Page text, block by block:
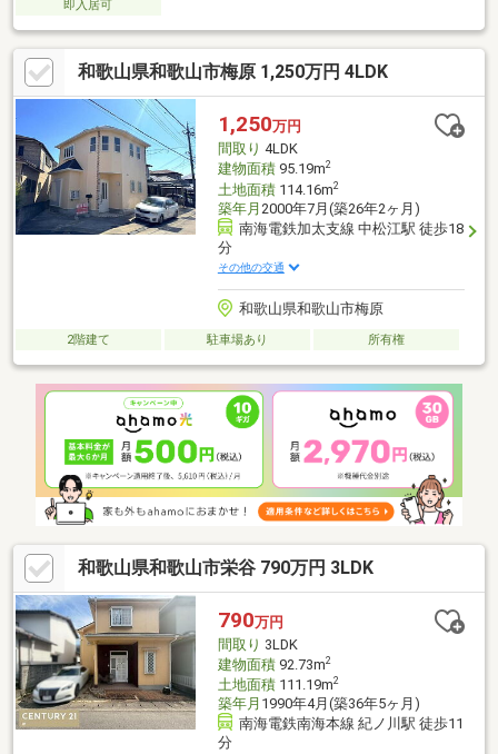
即入居可
和歌山県和歌山市梅原 1,250万円 4LDK
1,250万円
間取り 4LDK
建物面積95.19m2
土地面積114.16m2
築年月 2000年7月(築26年2ヶ月)
南海電鉄加太支線 中松江駅 徒歩18
分
その他の交通
和歌山県和歌山市梅原
2階建て 駐車場あり 所有権
和歌山県和歌山市栄谷 790万円 3LDK
790万円
間取り 3LDK
建物面積92.73m2
土地面積111.19m2
築年月 1990年4月(築36年5ヶ月)
南海電鉄南海本線 紀ノ川駅 徒歩11
分